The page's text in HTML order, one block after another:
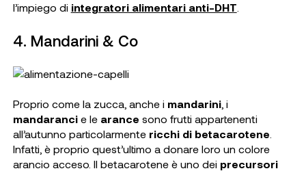
l’impiego di integratori alimentari anti-DHT
4. Mandarini & Co
Proprio come la zucca, anche i mandarini, i
mandarancie learance sono frutti appartenenti
all’autunno particolarmente ricchi di betacarotene
Infatti, è proprio quest’ultimo a donare loro un colore
arancio acceso. Il betacarotene è uno dei precursori